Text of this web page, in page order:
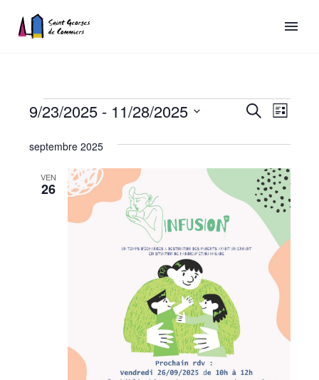
Évènements
de
vues
Recherche
vues
Liste
9/23/2025 - 11/28/2025
une
septembre 2025
VEN
26